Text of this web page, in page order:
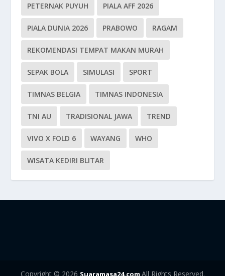
PETERNAK PUYUH PIALA AFF 2026
PIALA DUNIA 2026 PRABOWO RAGAM
REKOMENDASI TEMPAT MAKAN MURAH
SEPAK BOLA SIMULASI SPORT
TIMNAS BELGIA TIMNAS INDONESIA
TNI AU TRADISIONAL JAWA TREND
VIVO X FOLD 6 WAYANG WHO
WISATA KEDIRI BLITAR
Copyright © 2026 Suaramasa24.com All Rights Reserved.